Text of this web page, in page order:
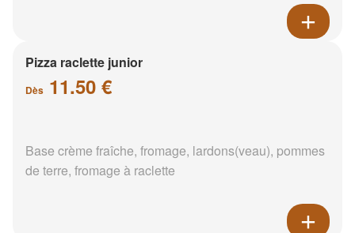
Pizza raclette junior
Dès 11.50 €
Base crème fraîche, fromage, lardons(veau), pommes
de terre, fromage à raclette